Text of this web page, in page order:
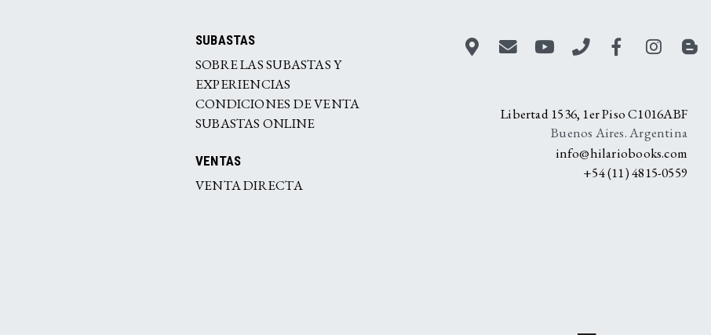
SUBASTAS
SOBRE LAS SUBASTAS Y
EXPERIENCIAS
CONDICIONES DE VENTA
SUBASTAS ONLINE
VENTAS
VENTA DIRECTA
Libertad 1536, 1er Piso C1016ABF
Buenos Aires. Argentina
info@hilariobooks.com
+54 (11) 4815-0559